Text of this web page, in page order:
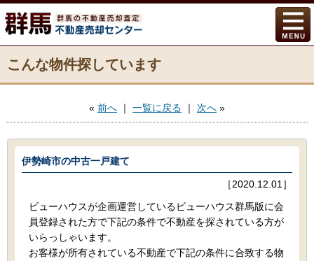
こんな物件探しています
« 前へ ｜ 一覧に戻る ｜ 次へ »
伊勢崎市の中古一戸建て
［2020.12.01］
ビューハウスが企画運営しているビューハウス群馬版に会
員登録された方で下記の条件で不動産を探されている方が
いらっしゃいます。
お客様が所有されている不動産で下記の条件に合致する物